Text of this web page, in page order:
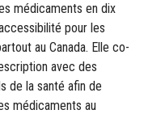
médicaments en dix
pour les
au Canada. Elle co-
avec des
de la santé afin de
médicaments au